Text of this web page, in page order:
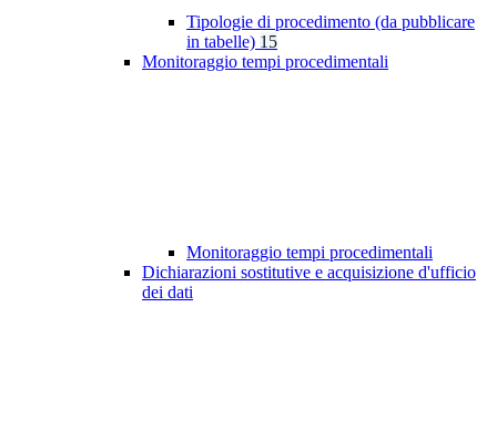
Tipologie di procedimento (da pubblicare
in tabelle) 15
Monitoraggio tempi procedimentali
Monitoraggio tempi procedimentali
Dichiarazioni sostitutive e acquisizione d'ufficio
dei dati